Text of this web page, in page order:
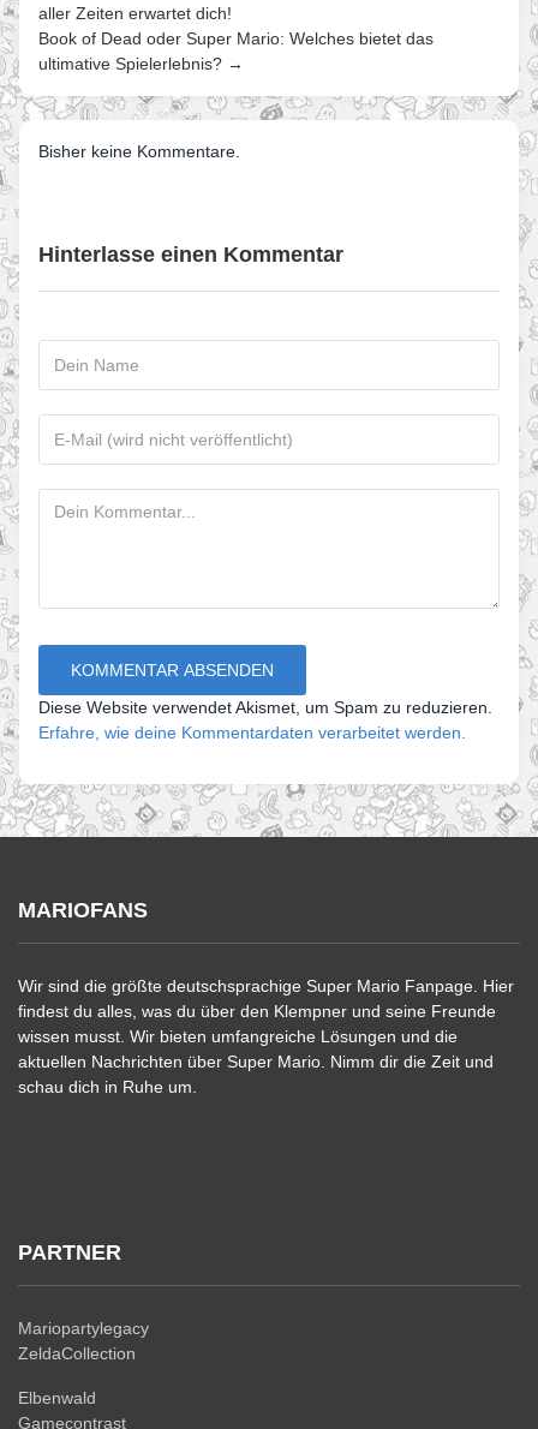
aller Zeiten erwartet dich!
Book of Dead oder Super Mario: Welches bietet das
ultimative Spielerlebnis? →
Bisher keine Kommentare.
Hinterlasse einen Kommentar
Diese Website verwendet Akismet, um Spam zu reduzieren.
Erfahre, wie deine Kommentardaten verarbeitet werden.
MARIOFANS
Wir sind die größte deutschsprachige Super Mario Fanpage. Hier
findest du alles, was du über den Klempner und seine Freunde
wissen musst. Wir bieten umfangreiche Lösungen und die
aktuellen Nachrichten über Super Mario. Nimm dir die Zeit und
schau dich in Ruhe um.
PARTNER
Mariopartylegacy
ZeldaCollection
Elbenwald
Gamecontrast